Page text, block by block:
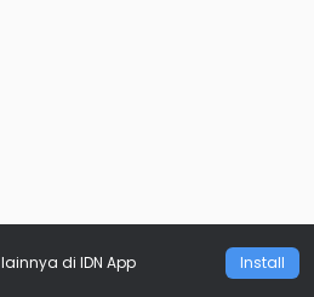
lainnya di IDN App Install